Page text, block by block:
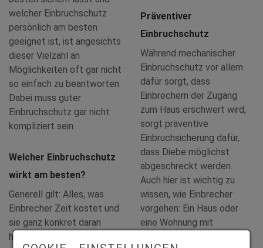
welcher Einbruchschutz
persönlich am besten
geeignet ist, ist angesichts
dieser Vielzahl an
Möglichkeiten oft gar nicht
so einfach zu beantworten.
Dabei muss guter
Einbruchschutz gar nicht
kompliziert sein.
Welcher Einbruchschutz
wirkt am besten?
Generell gilt: Alles, was
Einbrecher Zeit kostet und
sie ganz konkret daran
hindert, sich Zutritt zu Haus
Präventiver
Einbruchschutz
Während mechanischer
Einbruchschutz vor allem
dafür sorgt, dass
Einbrechern der Zugang
zum Haus erschwert wird,
sorgt präventive
Einbruchsicherung dafür,
dass Diebe möglichst
abgeschreckt werden.
Auch hier ist wichtig zu
wissen, wie Einbrecher
vorgehen: Ein Haus oder
eine Wohnung mit